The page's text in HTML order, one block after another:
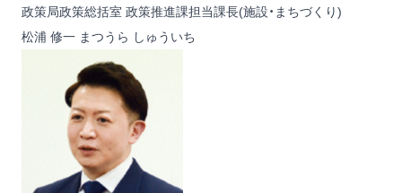
政策局政策総括室 政策推進課担当課長(施設・まちづくり)
松浦 修一 まつうら しゅういち